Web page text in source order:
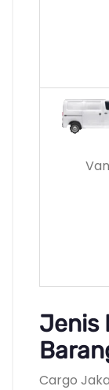
Van
Jenis
Cargo